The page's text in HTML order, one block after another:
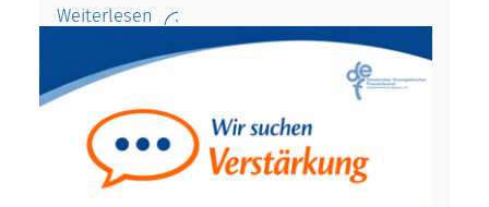
Weiterlesen